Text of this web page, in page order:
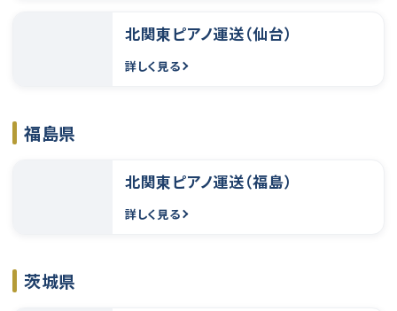
北関東ピアノ運送（仙台）
詳しく見る
福島県
北関東ピアノ運送（福島）
詳しく見る
茨城県